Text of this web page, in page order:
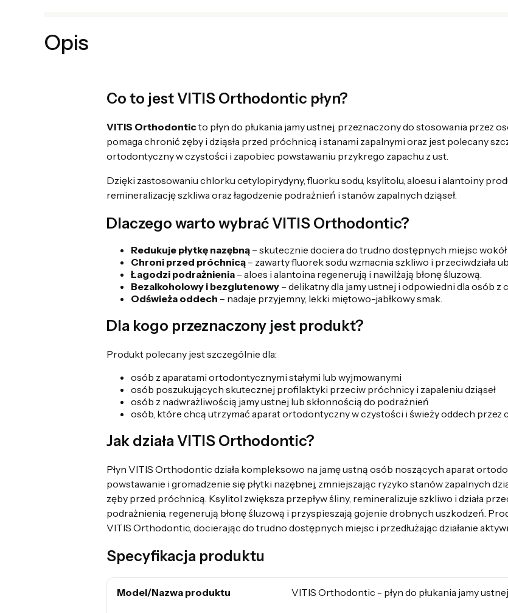
Opis
Co to jest VITIS Orthodontic płyn?
VITIS Orthodonticto płyn do płukania jamy ustnej, przeznaczony do stosowania przez
pomaga chronić zęby i dziąsła przed próchnicą i stanami zapalnymi oraz jest polecany
ortodontyczny w czystości i zapobiec powstawaniu przykrego zapachu z ust.
Dzięki zastosowaniu chlorku cetylopirydyny, fluorku sodu, ksylitolu, aloesu i alantoiny
remineralizację szkliwa oraz łagodzenie podrażnień i stanów zapalnych dziąseł.
Dlaczego warto wybrać VITIS Orthodontic?
Redukuje płytkę nazębną– skutecznie dociera do trudno dostępnych miejsc
Chroni przed próchnicą– zawarty fluorek sodu wzmacnia szkliwo i przeciwdziała
Łagodzi podrażnienia– aloes i alantoina regenerują i nawilżają błonę śluzową.
Bezalkoholowy i bezglutenowy– delikatny dla jamy ustnej i odpowiedni dla osób z
Odświeża oddech – nadaje przyjemny, lekki miętowo-jabłkowy smak.
Dla kogo przeznaczony jest produkt?
Produkt polecany jest szczególnie dla:
osób z aparatami ortodontycznymi stałymi lub wyjmowanymi
osób poszukujących skutecznej profilaktyki przeciw próchnicy i zapaleniu dziąseł
osób z nadwrażliwością jamy ustnej lub skłonnością do podrażnień
osób, które chcą utrzymać aparat ortodontyczny w czystości i świeży oddech przez
Jak działa VITIS Orthodontic?
Płyn VITIS Orthodontic działa kompleksowo na jamę ustną osób noszących aparat
powstawanie i gromadzenie się płytki nazębnej, zmniejszając ryzyko stanów zapalnych
zęby przed próchnicą. Ksylitol zwiększa przepływ śliny, remineralizuje szkliwo i działa
podrażnienia, regenerują błonę śluzową i przyspieszają gojenie drobnych uszkodzeń.
VITIS Orthodontic, docierając do trudno dostępnych miejsc i przedłużając działanie
Specyfikacja produktu
Model/Nazwa produktu VITIS Orthodontic - płyn do płukania jamy